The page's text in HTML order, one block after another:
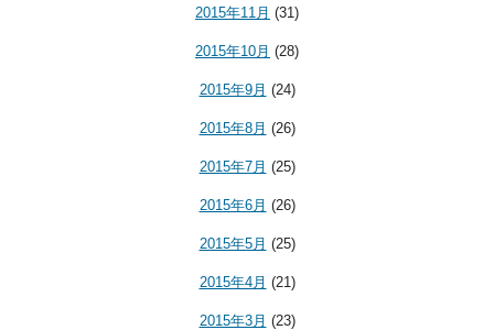
2015年11月 (31)
2015年10月 (28)
2015年9月 (24)
2015年8月 (26)
2015年7月 (25)
2015年6月 (26)
2015年5月 (25)
2015年4月 (21)
2015年3月 (23)